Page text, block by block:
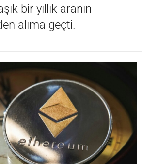
bir yıllık aranın
alıma geçti.